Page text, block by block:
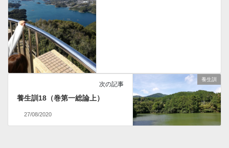
養生訓
次の記事
養生訓18（巻第一総論上）
27/08/2020